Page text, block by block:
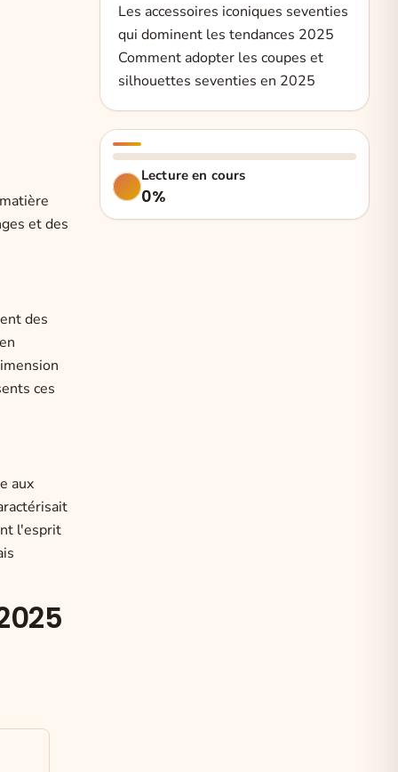
et des
des
ces
aux
l'esprit
Les accessoires iconiques seventies
qui dominent les tendances 2025
Comment adopter les coupes et
silhouettes seventies en 2025
Lecture en cours
0%